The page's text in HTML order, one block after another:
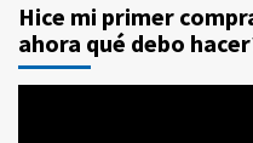
Hice mi primer
ahora qué debo